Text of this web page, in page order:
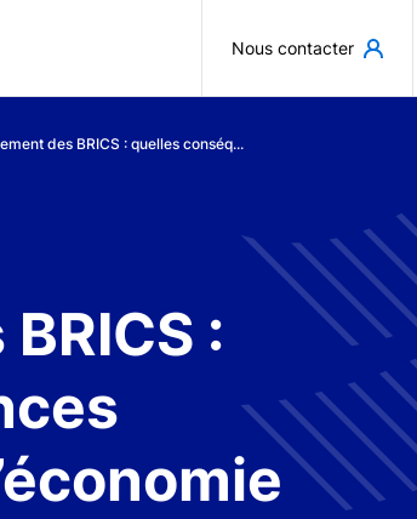
Nous contacter
des BRICS : quelles conséq...
: